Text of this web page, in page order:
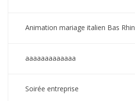
Animation mariage italien Bas
aaaaaaaaaaaaa
Soirée entreprise